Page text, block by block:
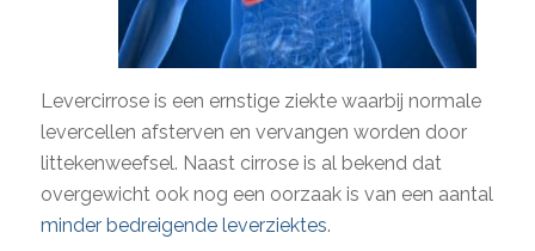
Levercirrose is een ernstige ziekte waarbij normale
levercellen afsterven en vervangen worden door
littekenweefsel. Naast cirrose is al bekend dat
overgewicht ook nog een oorzaak is van een aantal
minder bedreigende leverziektes.